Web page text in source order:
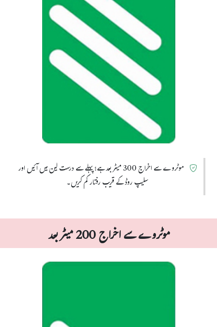
موٹروے سے اخراج 300 میٹر بعد ہے؛ پہلے سے درست لین میں آئیں اور
سلیپ روڈ کے قریب رفتار کم کریں۔
موٹروے سے اخراج 200 میٹر بعد